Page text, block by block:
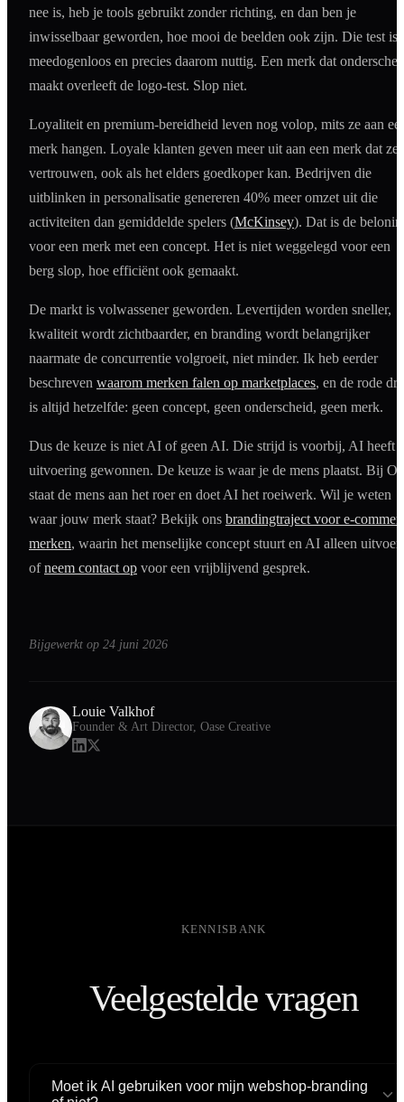
nee is, heb je tools gebruikt zonder richting, en dan ben je
inwisselbaar geworden, hoe mooi de beelden ook zijn. Die test is
meedogenloos en precies daarom nuttig. Een merk dat
maakt overleeft de logo-test. Slop niet.
Loyaliteit en premium-bereidheid leven nog volop, mits ze aan
merk hangen. Loyale klanten geven meer uit aan een merk dat ze
vertrouwen, ook als het elders goedkoper kan. Bedrijven die
uitblinken in personalisatie genereren 40% meer omzet uit die
activiteiten dan gemiddelde spelers (McKinsey). Dat is de
voor een merk met een concept. Het is niet weggelegd voor een
berg slop, hoe efficiënt ook gemaakt.
De markt is volwassener geworden. Levertijden worden sneller,
kwaliteit wordt zichtbaarder, en branding wordt belangrijker
naarmate de concurrentie volgroeit, niet minder. Ik heb eerder
beschreven waarom merken falen op marketplaces, en de rode
is altijd hetzelfde: geen concept, geen onderscheid, geen merk.
Dus de keuze is niet AI of geen AI. Die strijd is voorbij, AI heeft
uitvoering gewonnen. De keuze is waar je de mens plaatst. Bij
staat de mens aan het roer en doet AI het roeiwerk. Wil je weten
waar jouw merk staat? Bekijk ons brandingtraject voor e-
merken, waarin het menselijke concept stuurt en AI alleen
ofneem contact op voor een vrijblijvend gesprek.
Bijgewerkt op 24 juni 2026
Louie Valkhof
Founder & Art Director, Oase Creative
KENNISBANK
Veelgestelde vragen
Moet ik AI gebruiken voor mijn webshop-branding